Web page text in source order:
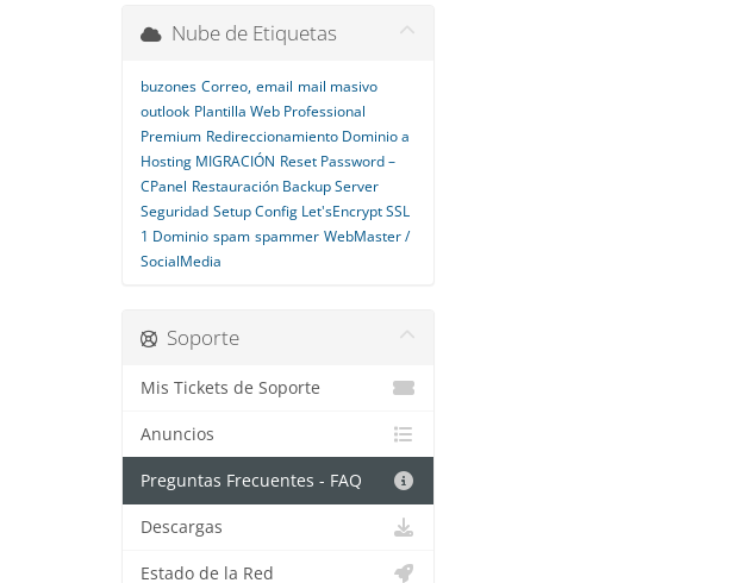
Nube de Etiquetas
buzones Correo, email mail masivo
outlook Plantilla Web Professional
Premium Redireccionamiento Dominio a
Hosting MIGRACIÓN Reset Password –
CPanel Restauración Backup Server
Seguridad Setup Config Let'sEncrypt SSL
1 Dominio spam spammer WebMaster /
SocialMedia
Soporte
Mis Tickets de Soporte
Anuncios
Preguntas Frecuentes - FAQ
Descargas
Estado de la Red